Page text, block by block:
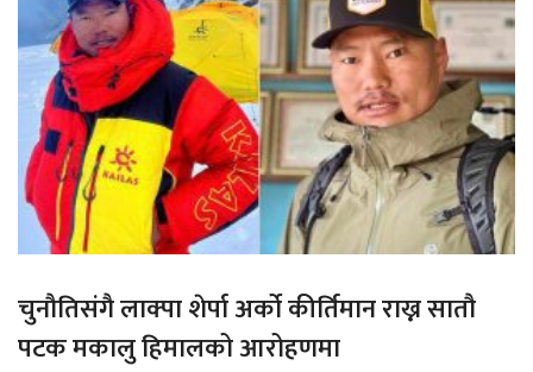
चुनौतिसंगै लाक्पा शेर्पा अर्को कीर्तिमान राख्न सातौ
पटक मकालु हिमालको आरोहणमा